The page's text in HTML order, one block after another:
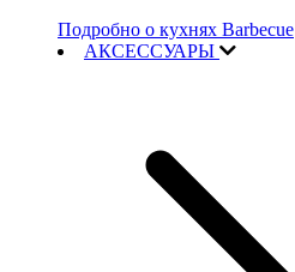
Подробно о кухнях Barbecue
АКСЕССУАРЫ